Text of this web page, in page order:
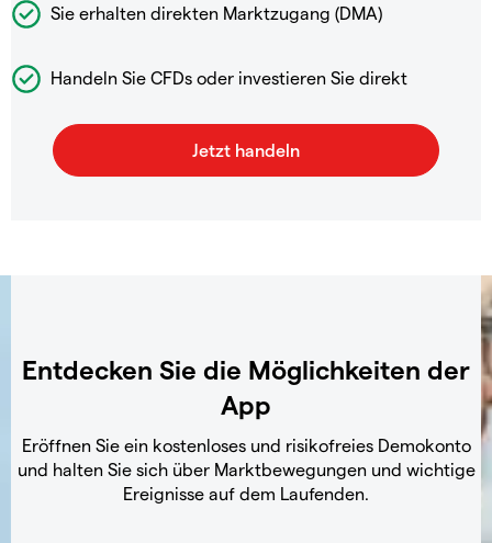
Sie erhalten direkten Marktzugang (DMA)
Handeln Sie CFDs oder investieren Sie direkt
Entdecken Sie die Möglichkeiten der
App
Eröffnen Sie ein kostenloses und risikofreies Demokonto
und halten Sie sich über Marktbewegungen und wichtige
Ereignisse auf dem Laufenden.